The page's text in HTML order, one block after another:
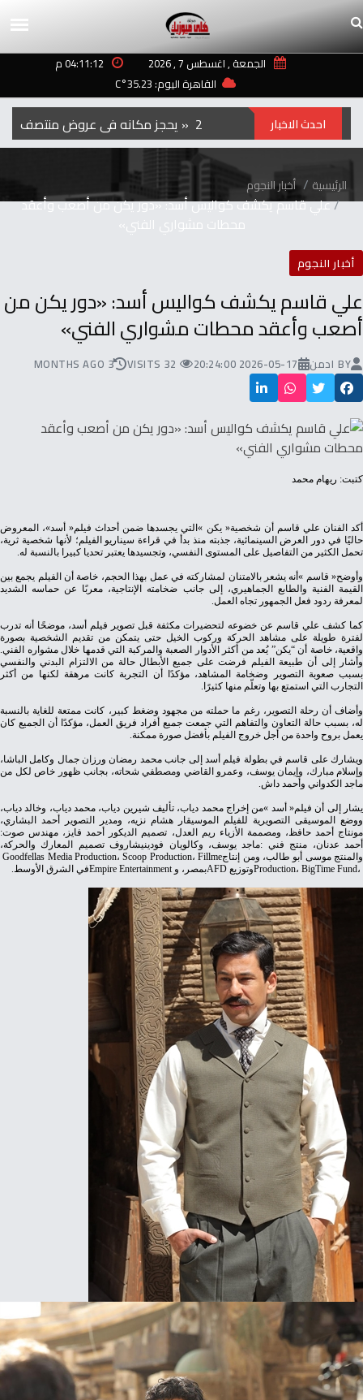
الجمعة , اغسطس 7 , 2026
04:11:12 م
القاهرة اليوم: 35.23°C
احدث الاخبار
الرئيسية أخبار النجوم
علي‭ ‬قاسم‭ ‬يكشف‭ ‬كواليس‭ ‬أسد: ‬‮«‬دور‭ ‬يكن‭ ‬من‭ ‬أصعب‭ ‬وأعقد‭
‬محطات‭ ‬مشواري‭ ‬الفني‮»‬
أخبار النجوم
‬أصعب‭ ‬وأعقد‭ ‬محطات‭ ‬مشواري‭ ‬الفني‮»‬
BY ادمن 2026-05-17 20:24:00
32 VISITS
3 MONTHS AGO
كتبت: ريهام محمد
‬تحمل‭ ‬الكثير‭ ‬من‭ ‬التفاصيل‭ ‬على‭ ‬المستوى‭ ‬النفسي،‭ ‬وتجسيدها‭ ‬يعتبر‭ ‬تحديا‭ ‬كبيرا‭ ‬بالنسبة‭ ‬له‭.‬
‬لمعرفة‭ ‬ردود‭ ‬فعل‭ ‬الجمهور‭ ‬تجاه‭ ‬العمل‭.‬
‬واقعية،‭ ‬خاصة‭ ‬أن‭ ‬“يكن”‭ ‬يُعد‭ ‬من‭ ‬أكثر‭ ‬الأدوار‭ ‬الصعبة‭ ‬والمركبة‭ ‬التي‭ ‬قدمها‭ ‬خلال‭ ‬مشواره‭ ‬الفني‭.
‬التجارب‭ ‬التي‭ ‬استمتع‭ ‬بها‭ ‬وتعلّم‭ ‬منها‭ ‬كثيرًا‭.‬
‬يعمل‭ ‬بروح‭ ‬واحدة‭ ‬من‭ ‬أجل‭ ‬خروج‭ ‬الفيلم‭ ‬بأفضل‭ ‬صورة‭ ‬ممكنة‭.‬
‬ماجد‭ ‬الكدواني‭ ‬وأحمد‭ ‬داش‭.‬
‬مونتاج‭ ‬أحمد‭ ‬حافظ،‭ ‬ومصممة‭ ‬الأزياء‭ ‬ريم‭ ‬العدل،‭ ‬تصميم‭ ‬الديكور‭ ‬أحمد‭ ‬فايز،‭ ‬مهندس‭ ‬صوت‭:
‬والمنتج‭ ‬موسى‭ ‬أبو‭ ‬طالب،‭ ‬ومن‭ ‬إنتاج‭ ‬Goodfellas Media Production،‭ ‬Scoop Production،‭ ‬Fillme
Production،‭ ‬BigTime Fund،‭ ‬وتوزيعAFD‭ ‬بمصر،‭ ‬وEmpire Entertainment‭ ‬في‭ ‬الشرق‭ ‬الأوسط‭.‬